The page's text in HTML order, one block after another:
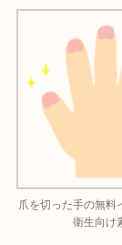
爪を切った手の無料
衛生向け